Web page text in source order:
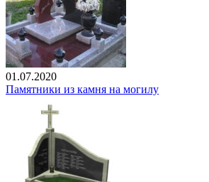
01.07.2020
Памятники из камня на могилу